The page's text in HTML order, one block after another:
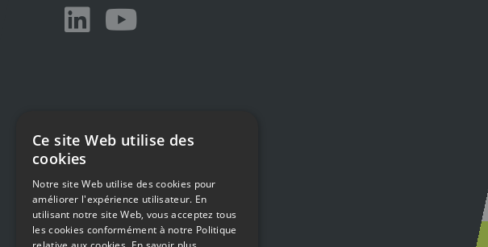
Ce site Web utilise des
cookies
Notre site Web utilise des cookies pour
améliorer l'expérience utilisateur. En
utilisant notre site Web, vous acceptez tous
les cookies conformément à notre Politique